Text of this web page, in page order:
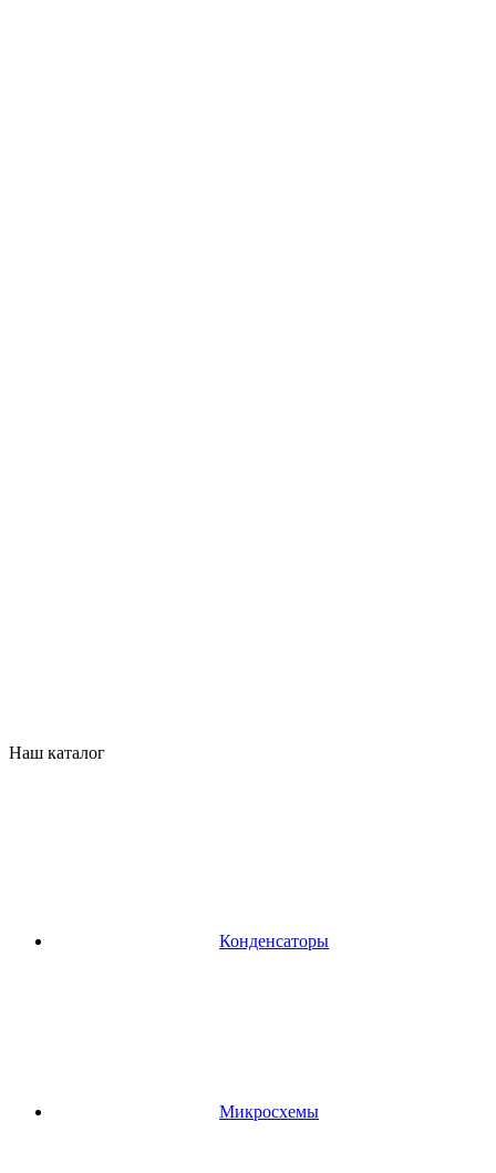
Наш каталог
Конденсаторы
Микросхемы